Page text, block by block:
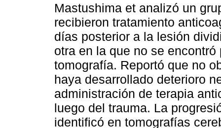
Mastushima et analizó un
recibieron tratamiento
días posterior a la lesión
otra en la que no se
tomografía. Reportó que no
haya desarrollado deterioro
administración de terapia
luego del trauma. La
identificó en tomografías